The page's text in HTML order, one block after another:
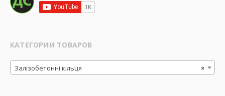
КАТЕГОРИИ ТОВАРОВ
×
Залізобетонні кільця